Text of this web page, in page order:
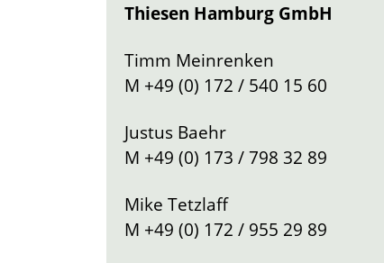
Thiesen Hamburg GmbH
Timm Meinrenken
M +49 (0) 172 / 540 15 60
Justus Baehr
M +49 (0) 173 / 798 32 89
Mike Tetzlaff
M +49 (0) 172 / 955 29 89